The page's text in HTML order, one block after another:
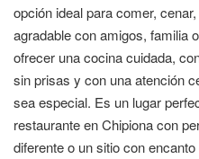
opción ideal para comer,
agradable con amigos, familia
ofrecer una cocina cuidada,
sin prisas y con una atención
sea especial. Es un lugar
restaurante en Chipiona con
diferente o un sitio con